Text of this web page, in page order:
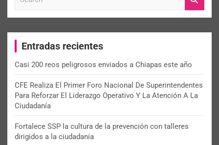
c
Entradas recientes
Casi 200 reos peligrosos enviados a Chiapas este año
CFE Realiza El Primer Foro Nacional De Superintendentes
Para Reforzar El Liderazgo Operativo Y La Atención A La
Ciudadanía
Fortalece SSP la cultura de la prevención con talleres
dirigidos a la ciudadanía